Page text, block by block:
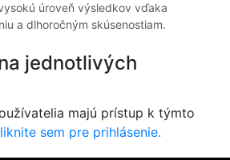
úroveň výsledkov vďaka
a dlhoročným skúsenostiam.
jednotlivých
majú prístup k týmto
sem pre prihlásenie.